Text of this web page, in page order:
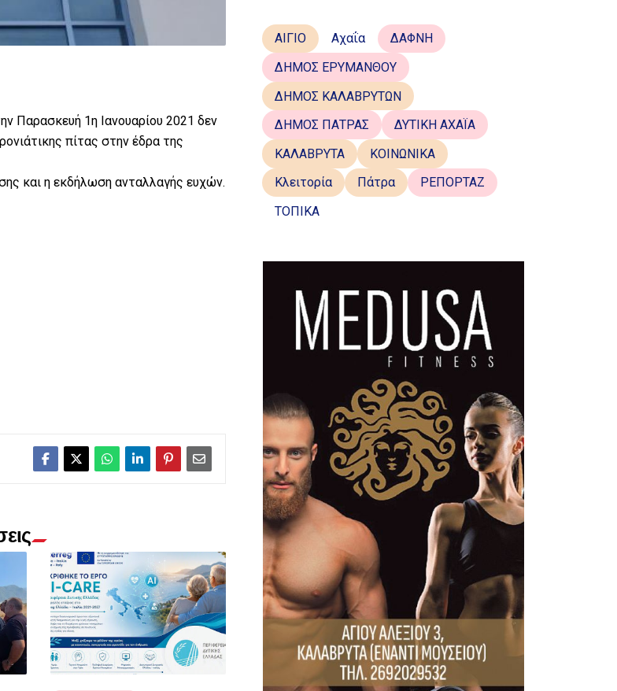
Παρασκευή 1η Ιανουαρίου 2021 δεν
πίτας στην έδρα της
και η εκδήλωση ανταλλαγής ευχών.
ΑΙΓΙΟ Αχαΐα
ΔΑΦΝΗ
ΔΗΜΟΣ ΕΡΥΜΑΝΘΟΥ
ΔΗΜΟΣ ΚΑΛΑΒΡΥΤΩΝ
ΔΗΜΟΣ ΠΑΤΡΑΣ
ΔΥΤΙΚΗ ΑΧΑΪΑ
ΚΑΛΑΒΡΥΤΑ
ΚΟΙΝΩΝΙΚΑ
Κλειτορία
Πάτρα
ΡΕΠΟΡΤΑΖ
ΤΟΠΙΚΑ